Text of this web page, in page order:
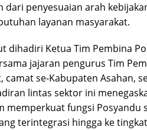
dari penyesuaian arah
layanan masyarakat.
dihadiri Ketua Tim Pembina
jajaran pengurus Tim
se-Kabupaten Asahan,
lintas sektor ini
memperkuat fungsi Posyandu
terintegrasi hingga ke